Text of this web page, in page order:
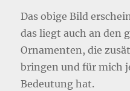
Das obige Bild
das liegt auch an den
Ornamenten, die
bringen und für mich
Bedeutung hat.